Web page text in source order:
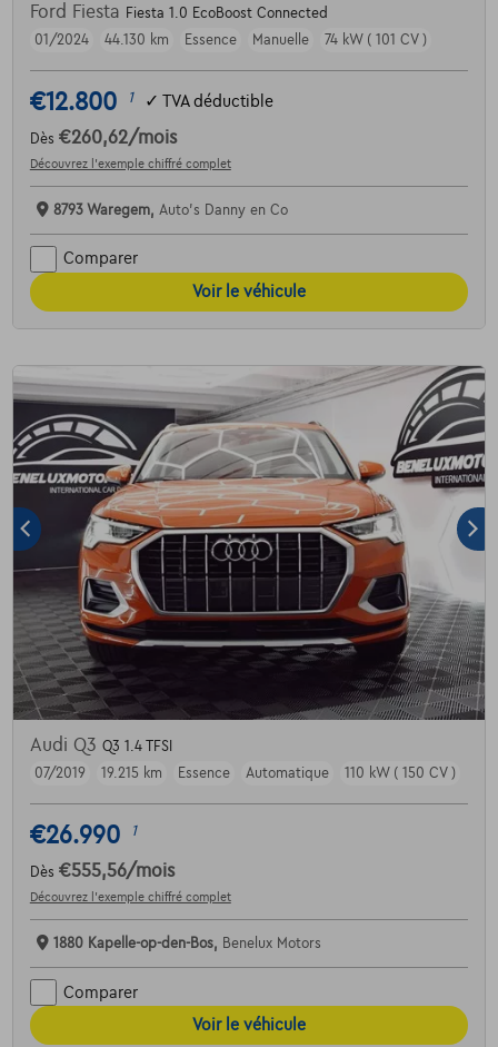
Ford Fiesta Fiesta 1.0 EcoBoost Connected
01/2024
44.130 km Essence Manuelle 74 kW ( 101 CV )
€12.800 1 ✓ TVA déductible
Dès €260,62/mois
Découvrez l’exemple chiffré complet
8793 Waregem, Auto's Danny en Co
Comparer
Voir le véhicule
Audi Q3 Q3 1.4 TFSI
07/2019
19.215 km Essence Automatique 110 kW ( 150 CV )
€26.990 1
Dès €555,56/mois
Découvrez l’exemple chiffré complet
1880 Kapelle-op-den-Bos, Benelux Motors
Comparer
Voir le véhicule